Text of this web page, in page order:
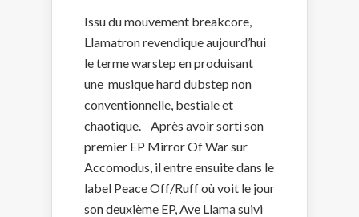
Issu du mouvement breakcore,
Llamatron revendique aujourd’hui
le terme warstep en produisant
une musique hard dubstep non
conventionnelle, bestiale et
chaotique. Après avoir sorti son
premier EP Mirror Of War sur
Accomodus, il entre ensuite dans le
label Peace Off/Ruff où voit le jour
son deuxième EP, Ave Llama suivi